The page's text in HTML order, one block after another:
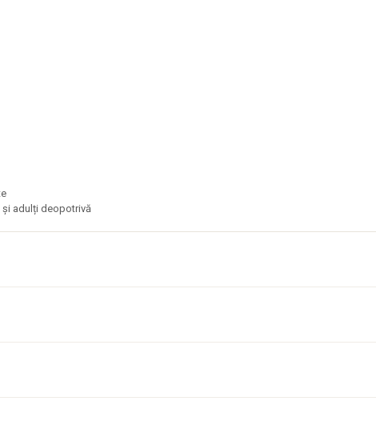
și adulți deopotrivă